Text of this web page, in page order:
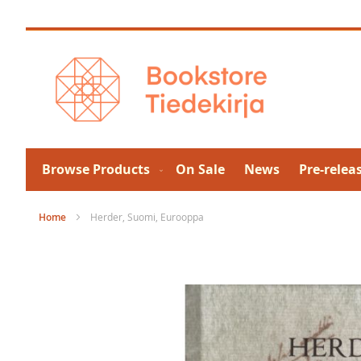
to
Browse Products On Sale News Pre-
Home Herder, Suomi, Eurooppa